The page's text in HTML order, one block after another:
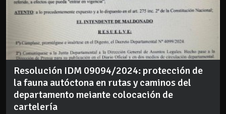
Resolución IDM 09094/2024: protección de
la fauna autóctona en rutas y caminos del
departamento meiante colocación de
cartelería